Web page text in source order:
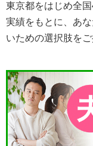
東京都をはじめ全
実績をもとに、あ
いための選択肢をご